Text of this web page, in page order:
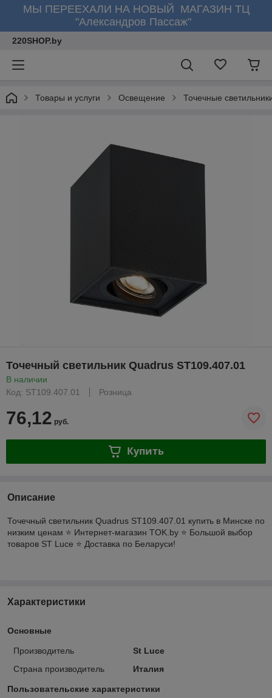
МЫ ПЕРЕЕХАЛИ НА НОВЫЙ МАГАЗИН ТЦ
"Александров Пассаж"
220SHOP.by
Товары и услуги Освещение Точечные
Точечный светильник Quadrus ST109.407.01
В наличии
Код: ST109.407.01
Розница
76,12 руб.
Купить
Описание
Точечный светильник Quadrus ST109.407.01 купить в Минске по
низким ценам ⭐️ Интернет-магазин TOK.by ⭐️ Большой выбор
товаров ST Luce ⭐️ Доставка по Беларуси!
Характеристики
Основные
Производитель
St Luce
Страна производитель
Италия
Пользовательские характеристики